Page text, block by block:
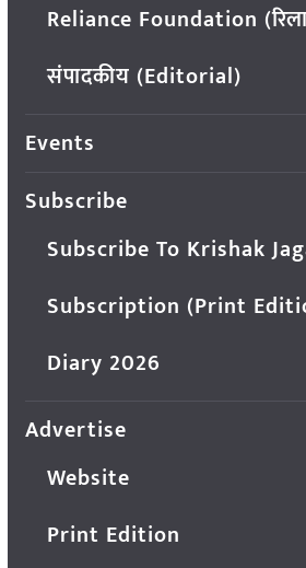
Reliance Foundation
संपादकीय (Editorial)
Events
Subscribe
Subscribe To Krishak
Subscription (Print
Diary 2026
Advertise
Website
Print Edition